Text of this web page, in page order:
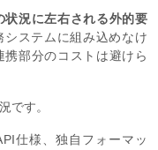
状況に左右される外的要
ステムに組み込めなけ
部分のコストは避けら
です。
仕様、独自フォーマッ